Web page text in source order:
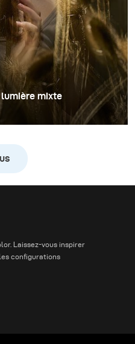
lumière mixte
de créer une
Laissez-vous inspirer
configurations